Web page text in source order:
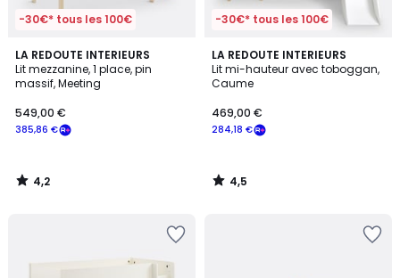
-30€* tous les 100€
LA REDOUTE INTERIEURS
Lit mezzanine, 1 place, pin
massif, Meeting
385,86 €
549,00 €
4,2
/ 5
4,2
/
-30€* tous les 100€
LA REDOUTE INTERIEURS
Lit mi-hauteur avec toboggan,
Caume
284,18 €
469,00 €
4,5
/ 5
4,5
/